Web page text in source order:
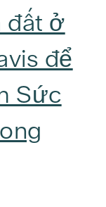
đất ở
để
Sức